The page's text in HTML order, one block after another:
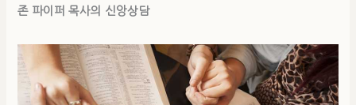
존 파이퍼 목사의 신앙상담